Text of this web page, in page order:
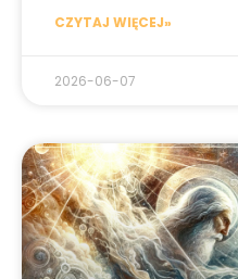
CZYTAJ WIĘCEJ»
2026-06-07